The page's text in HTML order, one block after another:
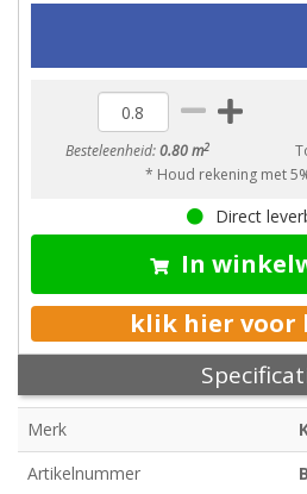
Besteleenheid:0.80 m2
* Houd rekening met
Direct
In
klik hier voor
Merk
Artikelnummer